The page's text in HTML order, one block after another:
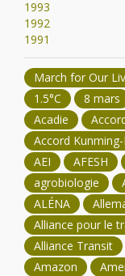
1993
1992
1991
March for Our
1.5°C
8 mars
Acadie
Accord
AEI
AFESH
agrobiologie
ALÉNA
Alliance pour le
Alliance Transit
Amazon